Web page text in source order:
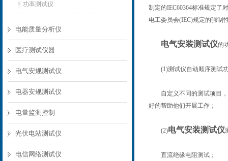
功率测试仪
电能质量分析仪
医疗测试仪器
电气安规测试仪
电器安规测试仪
电量监测控制
光伏电站测试仪
电信网络测试仪
制定的IEC60364标准规定了
电工委员会(IEC)规定的强制
电气安装测试仪的
(1)测试仪自动顺序测试
自定义不同的测试项目，
好的帮助他们开展工作；
(2)电气安装测试仪
直流绝缘电阻测试；